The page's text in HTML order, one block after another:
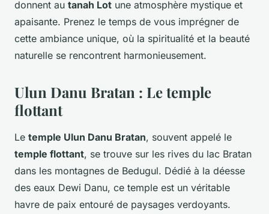
donnent au tanah Lot une atmosphère mystique et
apaisante. Prenez le temps de vous imprégner de
cette ambiance unique, où la spiritualité et la beauté
naturelle se rencontrent harmonieusement.
Ulun Danu Bratan : Le temple
flottant
Le temple Ulun Danu Bratan, souvent appelé le
temple flottant, se trouve sur les rives du lac Bratan
dans les montagnes de Bedugul. Dédié à la déesse
des eaux Dewi Danu, ce temple est un véritable
havre de paix entouré de paysages verdoyants.